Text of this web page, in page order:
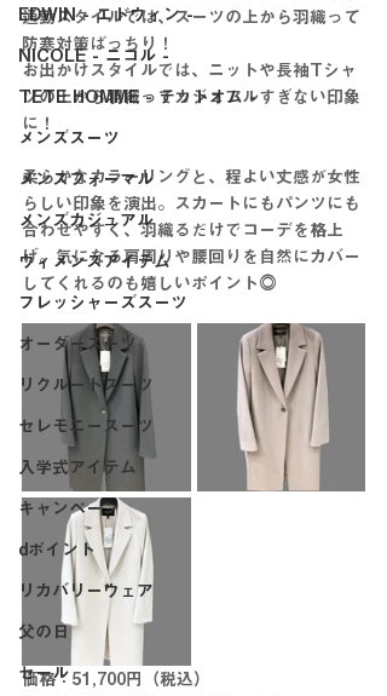
EDWIN - エドウィン -
NICOLE - ニコル -
TETE HOMME - テットオム -
メンズスーツ
メンズフォーマル
メンズカジュアル
ウィメンズアイテム
フレッシャーズスーツ
オーダースーツ
リクルートスーツ
セレモニースーツ
入学式アイテム
キャンペーン
dポイント
リカバリーウェア
父の日
セール
通勤スタイルでは、スーツの上から羽織って
防寒対策ばっちり！
お出かけスタイルでは、ニットや長袖Tシャ
ツの上から羽織ってカジュアルすぎない印象
に！
柔らかなカラーリングと、程よい丈感が女性
らしい印象を演出。スカートにもパンツにも
合わせやすく、羽織るだけでコーデを格上
げ。気になる肩周りや腰回りを自然にカバー
してくれるのも嬉しいポイント◎
価格：51,700円（税込）